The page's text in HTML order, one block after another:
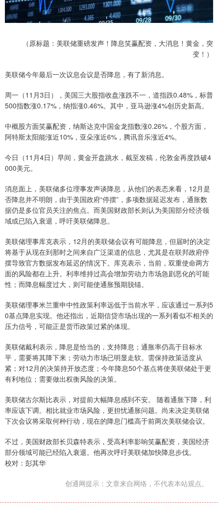
（原标题：美联储重磅发声！降息笑赢配资，大消息！黄金，突
变！）
美联储今年最后一次议息会议是否降息，有了新消息。
周一（11月3日），美国三大股指收盘涨跌不一，道指跌0.48%，标普
500指数涨0.17%，纳指涨0.46%。其中，亚马逊涨4%创历史新高。
中概股方面笑赢配资，纳斯达克中国金龙指数涨0.26%，个股方面，
阿特斯太阳能涨近10%，亚朵涨近6%，腾讯音乐涨近4%。
今日（11月4日）早间，黄金开盘跳水，截至发稿，伦敦金再度跌破4
000美元。
消息面上，美联储多位理事发声谈降息，从他们的表态来看，12月是
否降息并不明朗，由于美国政府“停摆”，多项数据延迟发布，通胀数
据仍是多位官员关注的焦点。而美国财政部长则认为美国部分经济领
域或已陷入衰退，呼吁美联储降息。
美联储理事库克表示，12月的美联储会议有可能降息，但届时的决定
将基于从现在到那时之间来自广泛渠道的信息，尤其是在联邦政府停
摆导致官方数据发布延迟的情况下。库克表示，当前，双重使命两方
面的风险都在上升。利率维持过高会增加劳动力市场急剧恶化的可能
性；而降息幅度过大，则可能使通胀预期脱锚。
美联储理事米兰重申中性政策利率远低于当前水平，应该通过一系列5
0基点降息实现。他还指出，近期信贷市场出现的一系列看似不相关的
压力信号，可能正是货币政策过紧的体现。
美联储戴利表示，降息是恰当的，支持降息；通胀率仍高于目标水
平，需要将其降下来；劳动力市场已明显走软。需保持政策适度从
紧；对12月的决策持开放态度；今年降息50个基点将使美联储处于更
有利地位；需要做出权衡风险的决策。
美联储古尔斯比表示，对提前大幅降息感到不安。 随着通胀下降，利
率应该下调。相比就业市场风险，更担忧通胀问题。尚未决定美联储
下次会议将采取何种行动，现在的降息门槛高于前两次美联储会议。
不过，美国财政部长贝森特表示，受高利率影响笑赢配资，美国经济
部分领域可能已经陷入衰退。他再次呼吁美联储加快降息步伐。
校对：彭其华
创通网提示：文章来自网络，不代表本站观点。